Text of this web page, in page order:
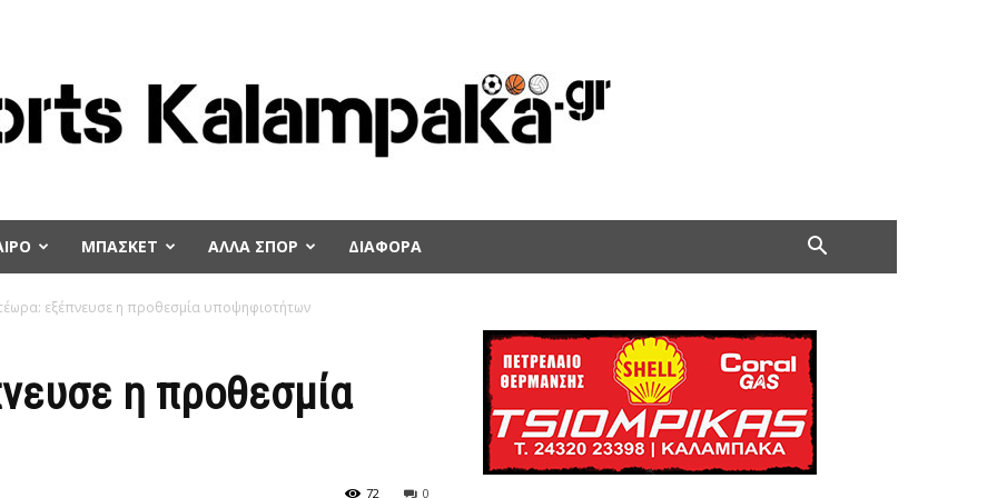
ΜΠΑΣΚΕΤ ΑΛΛΑ ΣΠΟΡ ΔΙΑΦΟΡΑ
εξέπνευσε η προθεσμία υποψηφιοτήτων
η προθεσμία
0
72